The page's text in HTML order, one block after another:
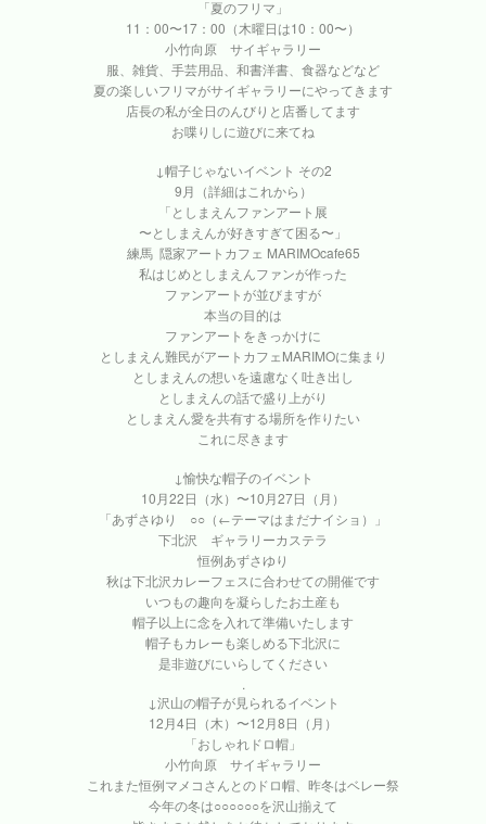
「夏のフリマ」
11：00〜17：00（木曜日は10：00〜）
小竹向原 サイギャラリー
服、雑貨、手芸用品、和書洋書、食器などなど
夏の楽しいフリマがサイギャラリーにやってきます
店長の私が全日のんびりと店番してます
お喋りしに遊びに来てね
↓帽子じゃないイベント その2
9月（詳細はこれから）
「としまえんファンアート展
〜としまえんが好きすぎて困る〜」
練馬 隠家アートカフェ MARIMOcafe65
私はじめとしまえんファンが作った
ファンアートが並びますが
本当の目的は
ファンアートをきっかけに
としまえん難民がアートカフェMARIMOに集まり
としまえんの想いを遠慮なく吐き出し
としまえんの話で盛り上がり
としまえん愛を共有する場所を作りたい
これに尽きます
↓愉快な帽子のイベント
10月22日（水）〜10月27日（月）
「あずさゆり ○○（←テーマはまだナイショ）」
下北沢 ギャラリーカステラ
恒例あずさゆり
秋は下北沢カレーフェスに合わせての開催です
いつもの趣向を凝らしたお土産も
帽子以上に念を入れて準備いたします
帽子もカレーも楽しめる下北沢に
是非遊びにいらしてください
.
↓沢山の帽子が見られるイベント
12月4日（木）〜12月8日（月）
「おしゃれドロ帽」
小竹向原 サイギャラリー
これまた恒例マメコさんとのドロ帽、昨冬はベレー祭
今年の冬は○○○○○○を沢山揃えて